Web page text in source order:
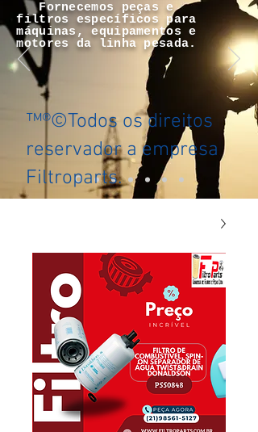
Fornecemos peças e
filtros específicos para
máquinas, equipamentos e
motores da linha pesada.
™®©Todos os direitos
reservador a empresa
Filtroparts.